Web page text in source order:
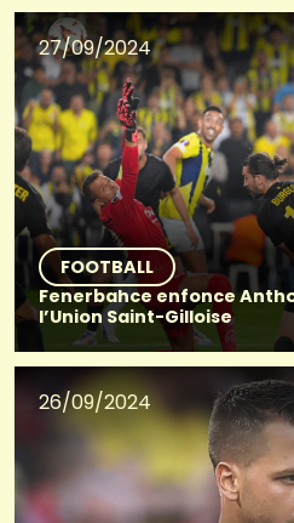
27/09/2024
FOOTBALL
Fenerbahce enfonce
l’Union Saint-Gilloise
26/09/2024